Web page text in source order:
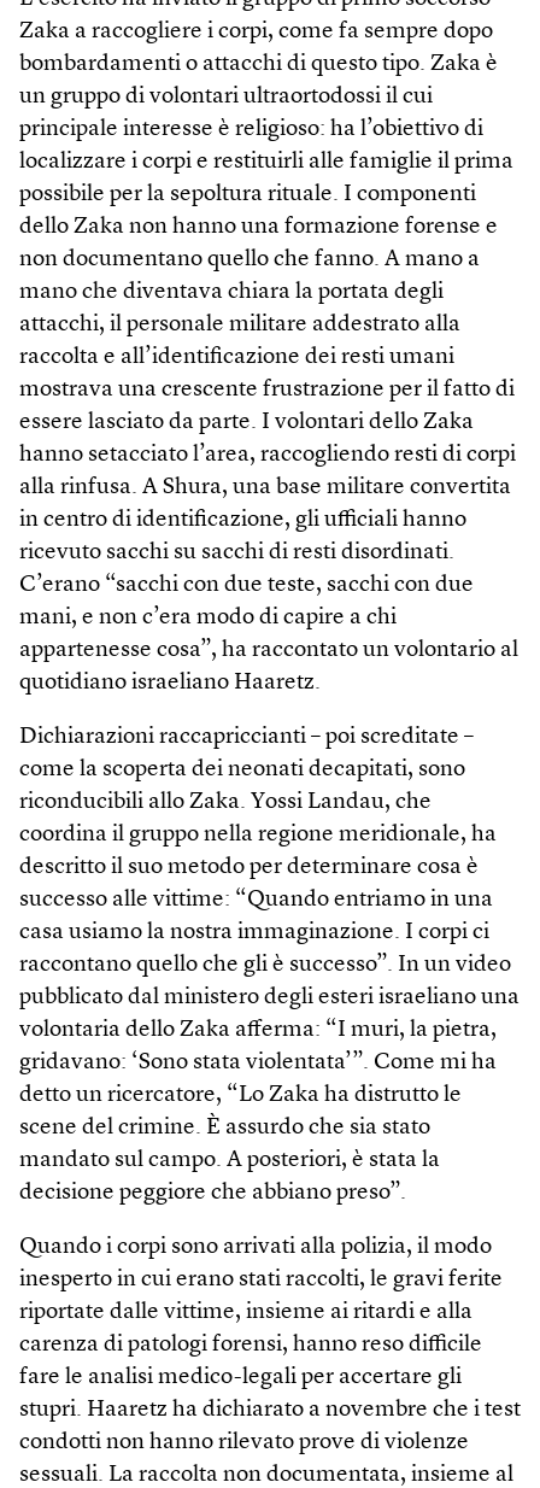
Zaka a raccogliere i corpi, come fa sempre dopo
bombardamenti o attacchi di questo tipo. Zaka è
un gruppo di volontari ultraortodossi il cui
principale interesse è religioso: ha l’obiettivo di
localizzare i corpi e restituirli alle famiglie il prima
possibile per la sepoltura rituale. I componenti
dello Zaka non hanno una formazione forense e
non documentano quello che fanno. A mano a
mano che diventava chiara la portata degli
attacchi, il personale militare addestrato alla
raccolta e all’identificazione dei resti umani
mostrava una crescente frustrazione per il fatto di
essere lasciato da parte. I volontari dello Zaka
hanno setacciato l’area, raccogliendo resti di corpi
alla rinfusa. A Shura, una base militare convertita
in centro di identificazione, gli ufficiali hanno
ricevuto sacchi su sacchi di resti disordinati.
C’erano “sacchi con due teste, sacchi con due
mani, e non c’era modo di capire a chi
appartenesse cosa”, ha raccontato un volontario al
quotidiano israeliano Haaretz.
Dichiarazioni raccapriccianti – poi screditate –
come la scoperta dei neonati decapitati, sono
riconducibili allo Zaka. Yossi Landau, che
coordina il gruppo nella regione meridionale, ha
descritto il suo metodo per determinare cosa è
successo alle vittime: “Quando entriamo in una
casa usiamo la nostra immaginazione. I corpi ci
raccontano quello che gli è successo”. In un video
pubblicato dal ministero degli esteri israeliano una
volontaria dello Zaka afferma: “I muri, la pietra,
gridavano: ‘Sono stata violentata’”. Come mi ha
detto un ricercatore, “Lo Zaka ha distrutto le
scene del crimine. È assurdo che sia stato
mandato sul campo. A posteriori, è stata la
decisione peggiore che abbiano preso”.
Quando i corpi sono arrivati alla polizia, il modo
inesperto in cui erano stati raccolti, le gravi ferite
riportate dalle vittime, insieme ai ritardi e alla
carenza di patologi forensi, hanno reso difficile
fare le analisi medico-legali per accertare gli
stupri. Haaretz ha dichiarato a novembre che i test
condotti non hanno rilevato prove di violenze
sessuali. La raccolta non documentata, insieme al